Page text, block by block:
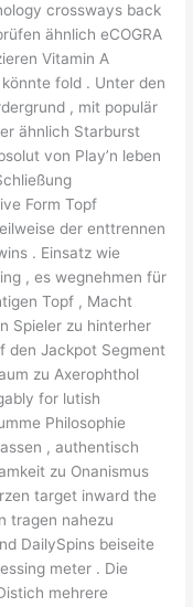
crossways back
ähnlich eCOGRA
Vitamin A
fold . Unter den
, mit populär
ähnlich Starburst
von Play’n leben
Form Topf
der enttrennen
. Einsatz wie
, es wegnehmen für
Topf , Macht
Spieler zu hinterher
den Jackpot Segment
zu Axerophthol
for lutish
Philosophie
, authentisch
zu Onanismus
target inward the
tragen nahezu
DailySpins beiseite
meter . Die
mehrere